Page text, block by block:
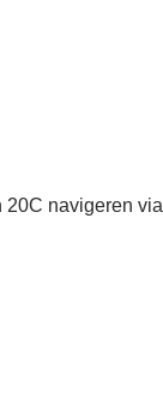
20C navigeren via